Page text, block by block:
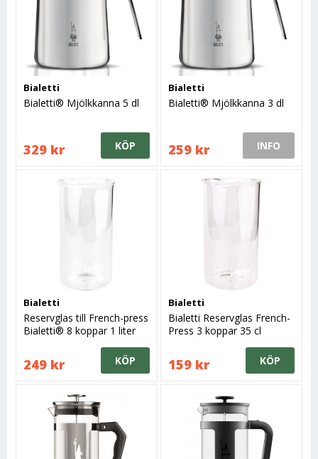
Bialetti
Bialetti® Mjölkkanna 5 dl
329 kr KÖP
Bialetti
Bialetti® Mjölkkanna 3 dl
259 kr INFO
Bialetti
Reservglas till French-press
Bialetti® 8 koppar 1 liter
249 kr KÖP
Bialetti
Bialetti Reservglas French-
Press 3 koppar 35 cl
159 kr KÖP